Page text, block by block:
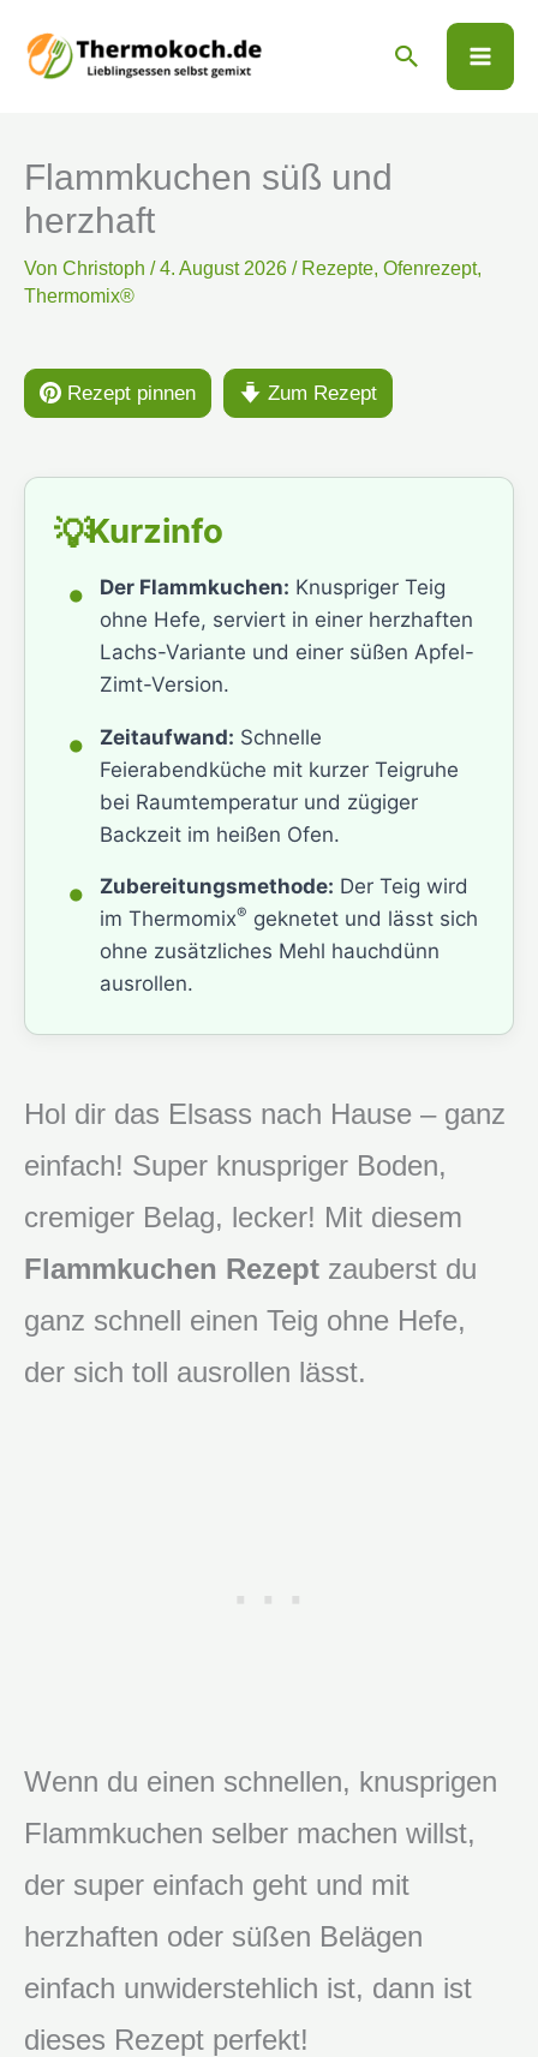
Zum
Inhalt
Suchen
Flammkuchen süß und
herzhaft
Von Christoph /4. August 2026 / Rezepte, Ofenrezept,
Thermomix®
Rezept pinnen Zum Rezept
💡Kurzinfo
• Der Flammkuchen: Knuspriger Teig
ohne Hefe, serviert in einer herzhaften
Lachs-Variante und einer süßen Apfel-
Zimt-Version.
• Zeitaufwand: Schnelle
Feierabendküche mit kurzer Teigruhe
bei Raumtemperatur und zügiger
Backzeit im heißen Ofen.
• Zubereitungsmethode: Der Teig wird
im Thermomix® geknetet und lässt sich
ohne zusätzliches Mehl hauchdünn
ausrollen.
Hol dir das Elsass nach Hause – ganz
einfach! Super knuspriger Boden,
cremiger Belag, lecker! Mit diesem
Flammkuchen Rezept zauberst du
ganz schnell einen Teig ohne Hefe,
der sich toll ausrollen lässt.
Wenn du einen schnellen, knusprigen
Flammkuchen selber machen willst,
der super einfach geht und mit
herzhaften oder süßen Belägen
einfach unwiderstehlich ist, dann ist
dieses Rezept perfekt!